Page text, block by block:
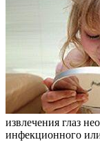
извлечения глаз
инфекционного